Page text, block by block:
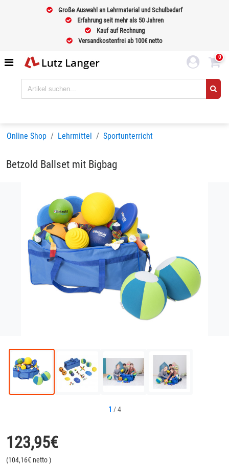
Große Auswahl an Lehrmaterial und Schulbedarf
Erfahrung seit mehr als 50 Jahren
Kauf auf Rechnung
Versandkostenfrei ab 100€ netto
0
Online Shop Lehrmittel Sportunterricht
Betzold Ballset mit Bigbag
1 /4
123,95€
(104,16€ netto)